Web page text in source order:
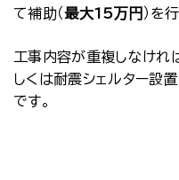
て補助（最大15万円 ）を
工事内容が重複しなけれ
しくは耐震シェルター設
です。